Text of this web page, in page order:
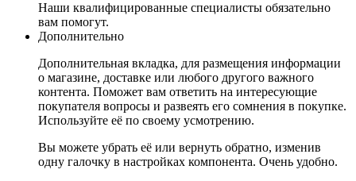
Наши квалифицированные специалисты обязательно
вам помогут.
Дополнительно
Дополнительная вкладка, для размещения информации
о магазине, доставке или любого другого важного
контента. Поможет вам ответить на интересующие
покупателя вопросы и развеять его сомнения в покупке.
Используйте её по своему усмотрению.
Вы можете убрать её или вернуть обратно, изменив
одну галочку в настройках компонента. Очень удобно.